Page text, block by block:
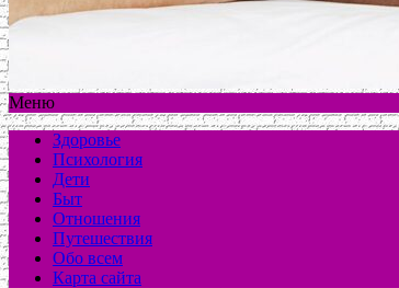
Меню
Здоровье
Психология
Дети
Быт
Отношения
Путешествия
Обо всем
Карта сайта